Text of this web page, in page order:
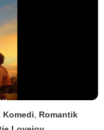
Komedi
Romantik